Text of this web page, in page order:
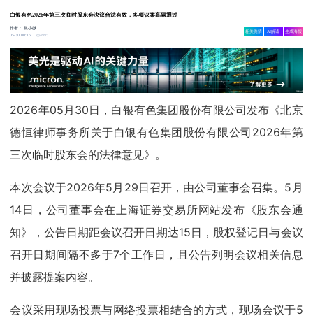
白银有色2026年第三次临时股东会决议合法有效，多项议案高票通过
作者：集小微
05-30 00:16
4995
相关舆情 AI解读 生成海报
2026年05月30日，白银有色集团股份有限公司发布《北京
德恒律师事务所关于白银有色集团股份有限公司2026年第
三次临时股东会的法律意见》。
本次会议于2026年5月29日召开，由公司董事会召集。5月
14日，公司董事会在上海证券交易所网站发布《股东会通
知》，公告日期距会议召开日期达15日，股权登记日与会议
召开日期间隔不多于7个工作日，且公告列明会议相关信息
并披露提案内容。
会议采用现场投票与网络投票相结合的方式，现场会议于5